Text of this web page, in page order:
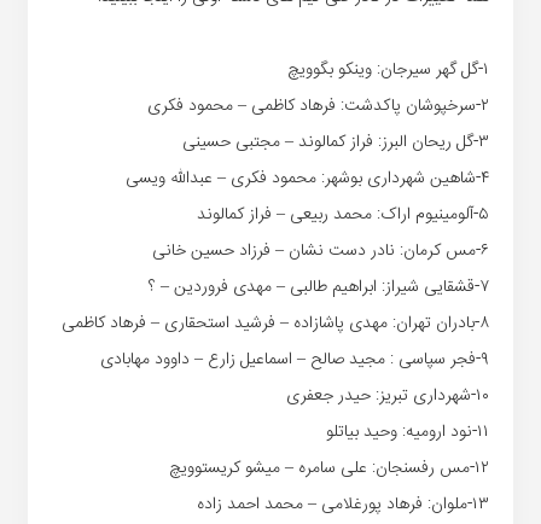
۱-گل گهر سیرجان: وینکو بگوویچ
۲-سرخپوشان پاکدشت: فرهاد کاظمی – محمود فکری
۳-گل ریحان البرز: فراز کمالوند – مجتبی حسینی
۴-شاهین شهرداری بوشهر: محمود فکری – عبدالله ویسی
۵-آلومینیوم اراک: محمد ربیعی – فراز کمالوند
۶-مس کرمان: نادر دست نشان – فرزاد حسین خانی
۷-قشقایی شیراز: ابراهیم طالبی – مهدی فروردین – ؟
۸-بادران تهران: مهدی پاشازاده – فرشید استحقاری – فرهاد کاظمی
۹-فجر سپاسی : مجید صالح – اسماعیل زارع – داوود مهابادی
۱۰-شهرداری تبریز: حیدر جعفری
۱۱-نود ارومیه: وحید بیاتلو
۱۲-مس رفسنجان: علی سامره – میشو کریستوویچ
۱۳-ملوان: فرهاد پورغلامی – محمد احمد زاده